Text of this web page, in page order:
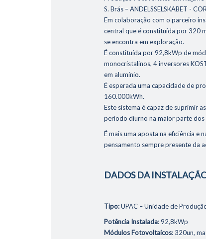
S. Brás – ANDELSSELSKABET -
Em colaboração com o parceiro
central que é constituída por 320
se encontra em exploração.
É constituída por 92,8kWp de
monocristalinos, 4 inversores
em alumínio.
É esperada uma capacidade de
160.000kWh.
Este sistema é capaz de suprimir
período diurno na maior parte dos
É mais uma aposta na eficiência e
pensamento sempre presente da
DADOS DA
Tipo:UPAC – Unidade de
Potência Instalada: 92,8kWp
Módulos Fotovoltaicos: 320un,